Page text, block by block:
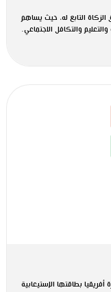
التابع له، حيث يساهم
والتكافل الاجتماعي.
أفريقيا بطاقتها الإستيعابية